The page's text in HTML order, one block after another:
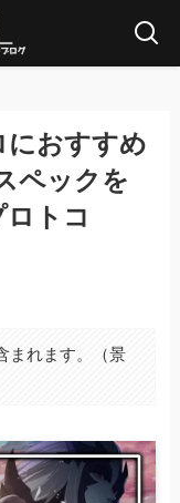
におすすめ
ペックを
トコ
まれます。（景